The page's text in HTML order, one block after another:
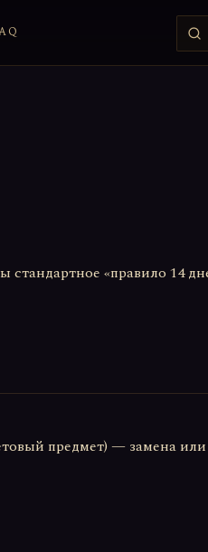
«правило 14
предмет) — замена или